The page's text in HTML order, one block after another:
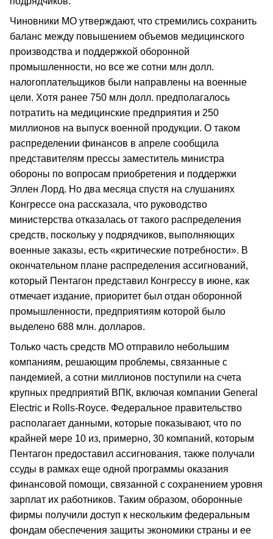
Чиновники МО утверждают, что стремились сохранить
баланс между повышением объемов медицинского
производства и поддержкой оборонной
промышленности, но все же сотни млн долл.
налогоплательщиков были направлены на военные
цели. Хотя ранее 750 млн долл. предполагалось
потратить на медицинские предприятия и 250
миллионов на выпуск военной продукции. О таком
распределении финансов в апреле сообщила
представителям прессы заместитель министра
обороны по вопросам приобретения и поддержки
Эллен Лорд. Но два месяца спустя на слушаниях
Конгрессе она рассказала, что руководство
министерства отказалась от такого распределения
средств, поскольку у подрядчиков, выполняющих
военные заказы, есть «критические потребности». В
окончательном плане распределения ассигнований,
который Пентагон представил Конгрессу в июне, как
отмечает издание, приоритет был отдан оборонной
промышленности, предприятиям которой было
выделено 688 млн. долларов.
Только часть средств МО отправило небольшим
компаниям, решающим проблемы, связанные с
пандемией, а сотни миллионов поступили на счета
крупных предприятий ВПК, включая компании General
Electric и Rolls-Royce. Федеральное правительство
располагает данными, которые показывают, что по
крайней мере 10 из, примерно, 30 компаний, которым
Пентагон предоставил ассигнования, также получали
ссуды в рамках еще одной программы оказания
финансовой помощи, связанной с сохранением уровня
зарплат их работников. Таким образом, оборонные
фирмы получили доступ к нескольким федеральным
фондам обеспечения защиты экономики страны и ее